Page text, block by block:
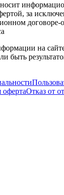
за
договоре-
на
быть
офертаОтказ от